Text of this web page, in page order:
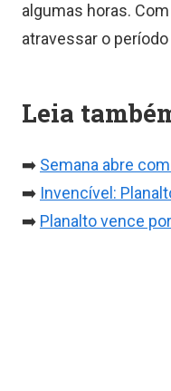
algumas horas.
atravessar o
Leia
➡️ Semana abre
➡️ Invencível:
➡️ Planalto vence